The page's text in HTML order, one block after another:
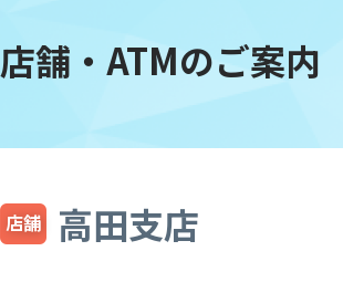
店舗・ATMのご案内
店舗 高田支店